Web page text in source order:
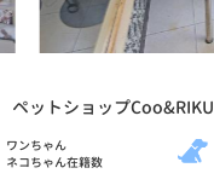
ペットショップCoo&RIKU
ワンちゃん
ネコちゃん在籍数